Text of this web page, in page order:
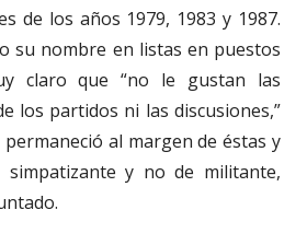
de los años 1979, 1983 y 1987.
su nombre en listas en puestos
claro que “no le gustan las
los partidos ni las discusiones,”
al margen de éstas y
simpatizante y no de militante,